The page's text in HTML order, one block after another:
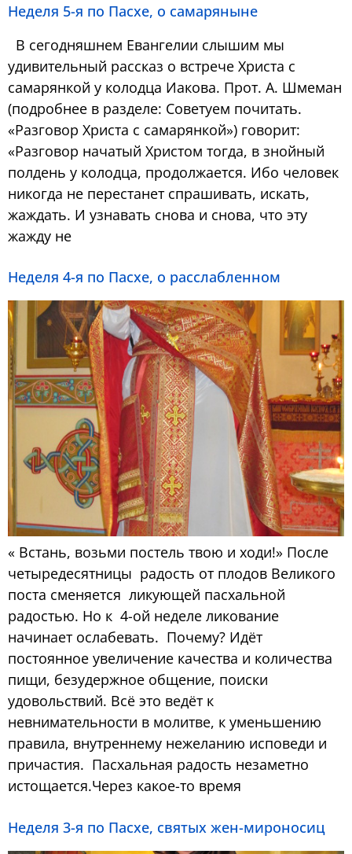
Неделя 5-я по Пасхе, о самаряныне
В сегодняшнем Евангелии слышим мы
удивительный рассказ о встрече Христа с
самарянкой у колодца Иакова. Прот. А. Шмеман
(подробнее в разделе: Советуем почитать.
«Разговор Христа с самарянкой») говорит:
«Разговор начатый Христом тогда, в знойный
полдень у колодца, продолжается. Ибо человек
никогда не перестанет спрашивать, искать,
жаждать. И узнавать снова и снова, что эту
жажду не
Неделя 4-я по Пасхе, о расслабленном
« Встань, возьми постель твою и ходи!» После
четыредесятницы радость от плодов Великого
поста сменяется ликующей пасхальной
радостью. Но к 4-ой неделе ликование
начинает ослабевать. Почему? Идёт
постоянное увеличение качества и количества
пищи, безудержное общение, поиски
удовольствий. Всё это ведёт к
невнимательности в молитве, к уменьшению
правила, внутреннему нежеланию исповеди и
причастия. Пасхальная радость незаметно
истощается.Через какое-то время
Неделя 3-я по Пасхе, святых жен-мироносиц